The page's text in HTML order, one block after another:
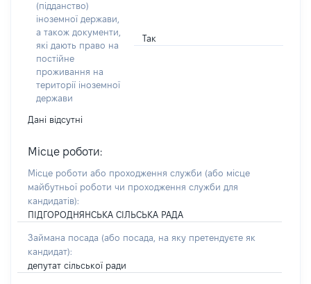
(підданство)
іноземної держави,
а також документи,
які дають право на
постійне
проживання на
території іноземної
держави
Так
Дані відсутні
Місце роботи:
Місце роботи або проходження служби (або місце
майбутньої роботи чи проходження служби для
кандидатів):
ПІДГОРОДНЯНСЬКА СІЛЬСЬКА РАДА
Займана посада (або посада, на яку претендуєте як
кандидат):
депутат сільської ради